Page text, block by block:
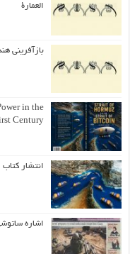
العمارة
بازآفرینی
in the
Century
انتشار
اشاره